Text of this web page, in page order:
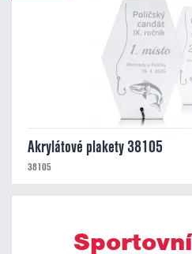
Akrylátové plakety 38105
38105